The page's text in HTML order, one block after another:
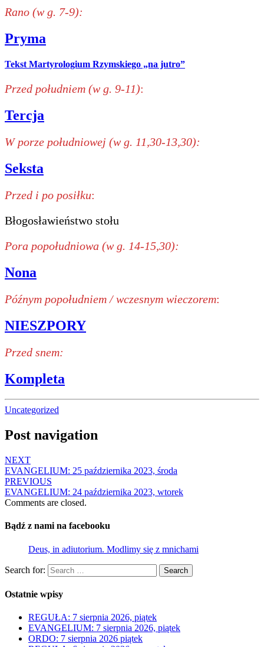
Rano (w g. 7-9):
Pryma
Tekst Martyrologium Rzymskiego „na jutro”
Przed południem (w g. 9-11):
Tercja
W porze południowej (w g. 11,30-13,30):
Seksta
Przed i po posiłku:
Błogosławieństwo stołu
Pora popołudniowa (w g. 14-15,30):
Nona
Późnym popołudniem / wczesnym wieczorem:
NIESZPORY
Przed snem:
Kompleta
Uncategorized
Post navigation
NEXT
EVANGELIUM: 25 października 2023, środa
PREVIOUS
EVANGELIUM: 24 października 2023, wtorek
Comments are closed.
Bądź z nami na facebooku
Deus, in adiutorium. Modlimy się z mnichami
Search for: Search
Ostatnie wpisy
REGUŁA: 7 sierpnia 2026, piątek
EVANGELIUM: 7 sierpnia 2026, piątek
ORDO: 7 sierpnia 2026 piątek